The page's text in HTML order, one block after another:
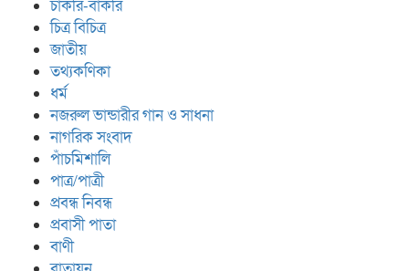
চাকরি-বাকরি
চিত্র বিচিত্র
জাতীয়
তথ্যকণিকা
ধর্ম
নজরুল ভান্ডারীর গান ও সাধনা
নাগরিক সংবাদ
পাঁচমিশালি
পাত্র/পাত্রী
প্রবন্ধ নিবন্ধ
প্রবাসী পাতা
বাণী